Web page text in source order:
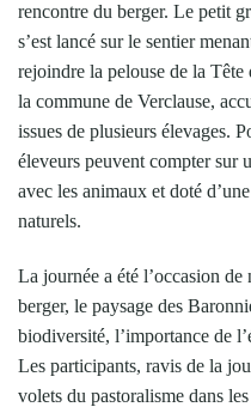
rencontre du berger. Le petit
s’est lancé sur le sentier
rejoindre la pelouse de la
la commune de Verclause,
issues de plusieurs élevages.
éleveurs peuvent compter sur
avec les animaux et doté
naturels.
La journée a été l’occasion
berger, le paysage des
biodiversité, l’importance de
Les participants, ravis de la
volets du pastoralisme dans